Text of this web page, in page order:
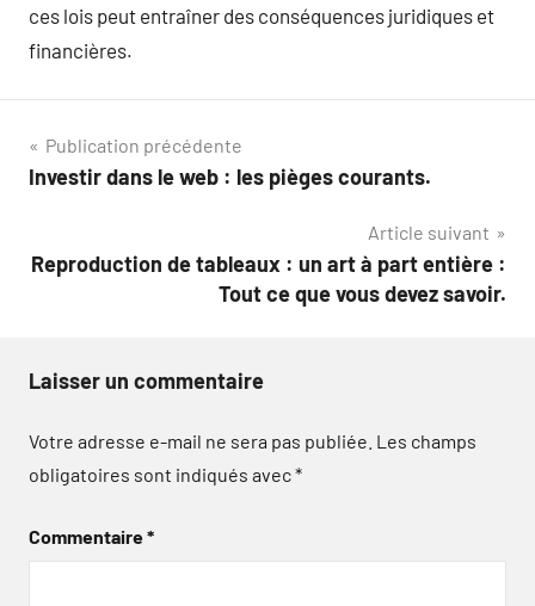
ces lois peut entraîner des conséquences juridiques et
financières.
Navigation
de
Publication précédente
Investir dans le web : les pièges courants.
Article suivant
Reproduction de tableaux : un art à part entière :
Tout ce que vous devez savoir.
Laisser un commentaire
Votre adresse e-mail ne sera pas publiée. Les champs
obligatoires sont indiqués avec*
Commentaire*